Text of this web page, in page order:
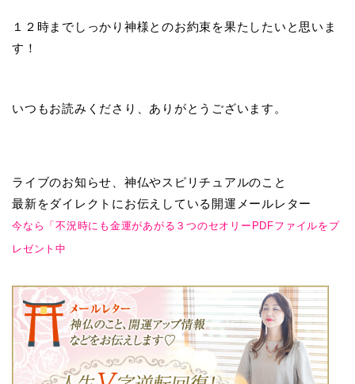
１２時までしっかり神様とのお約束を果たしたいと思いま
す！
いつもお読みくださり、ありがとうございます。
ライブのお知らせ、神仏やスピリチュアルのこと
最新をダイレクトにお伝えしている開運メールレター
今なら「不況時にも金運があがる３つのセオリーPDFファイルをプ
レゼント中